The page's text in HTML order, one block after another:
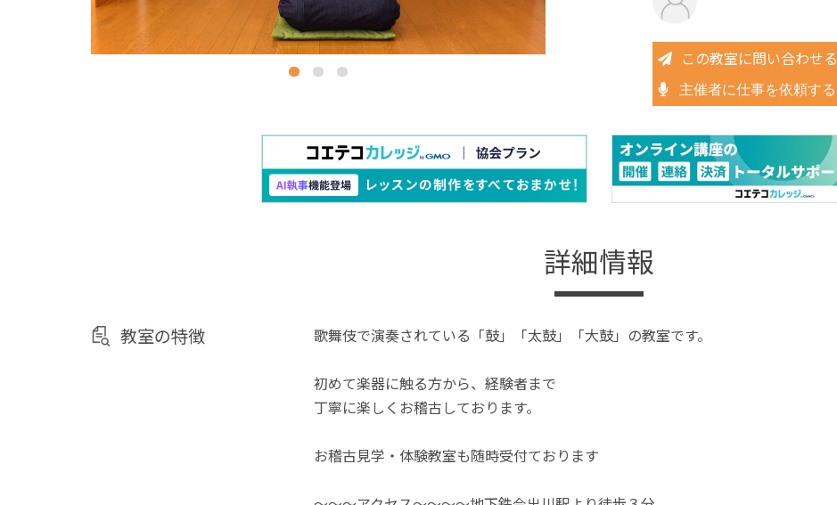
この教室に問い合わせる
主催者に仕事を依頼する
詳細情報
教室の特徴 歌舞伎で演奏されている「鼓」「太鼓」「大鼓」の教室です。
初めて楽器に触る方から、経験者まで
丁寧に楽しくお稽古しております。
お稽古見学・体験教室も随時受付ております